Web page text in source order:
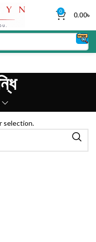
0 0.00৳
selection.